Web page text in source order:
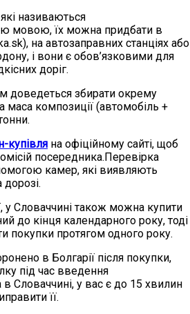
називаються
мовою, їх можна придбати в
на автозаправних станціях або
і вони є обов’язковими для
доріг.
доведеться збирати окрему
маса композиції (автомобіль +
купівля на офіційному сайті, щоб
посередника.Перевірка
камер, які виявляють
дорозі.
у Словаччині також можна купити
до кінця календарного року, тоді
покупки протягом одного року.
в Болгарії після покупки,
під час введення
Словаччині, у вас є до 15 хвилин
її.